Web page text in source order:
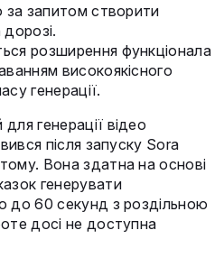
за запитом створити
розширення функціонала
високоякісного
генерації.
генерації відео
після запуску Sora
Вона здатна на основі
генерувати
до 60 секунд з роздільною
досі не доступна